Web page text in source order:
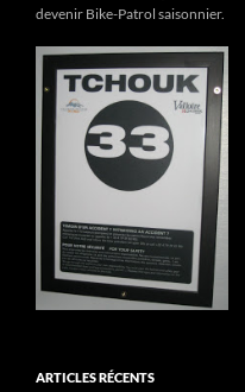
devenir Bike-Patrol saisonnier.
ARTICLES RÉCENTS